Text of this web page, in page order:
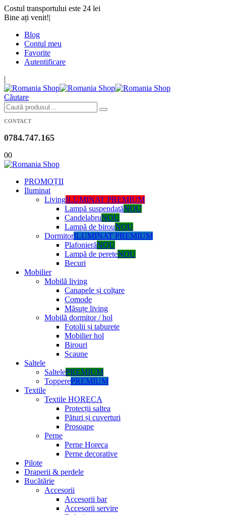
Costul transportului este 24 lei
Bine ați venit!|
Blog
Contul meu
Favorite
Autentificare
|
Căutare
CONTACT
0784.747.165
00
PROMOȚII
Iluminat
LivingILUMINAT PREMIUM
Lampă suspendatăNOU
CandelabruNOU
Lampă de birouNOU
DormitorILUMINAT PREMIUM
PlafonierăNOU
Lampă de pereteNOU
Becuri
Mobilier
Mobilă living
Canapele și colțare
Comode
Măsuțe living
Mobilă dormitor / hol
Fotolii și taburete
Mobilier hol
Birouri
Scaune
Saltele
SaltelePREMIUM
TopperePREMIUM
Textile
Textile HORECA
Protecții saltea
Pături și cuverturi
Prosoape
Perne
Perne Horeca
Perne decorative
Pilote
Draperii & perdele
Bucătărie
Accesorii
Accesorii bar
Accesorii servire